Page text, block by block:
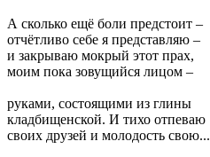
А сколько ещё боли предстоит –
отчётливо себе я представляю –
и закрываю мокрый этот прах,
моим пока зовущийся лицом –
руками, состоящими из глины
кладбищенской. И тихо отпеваю
своих друзей и молодость свою...